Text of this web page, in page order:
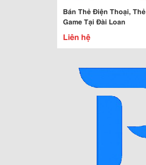
Bán Thẻ Điện Thoại, Thẻ
Game Tại Đài Loan
Liên hệ